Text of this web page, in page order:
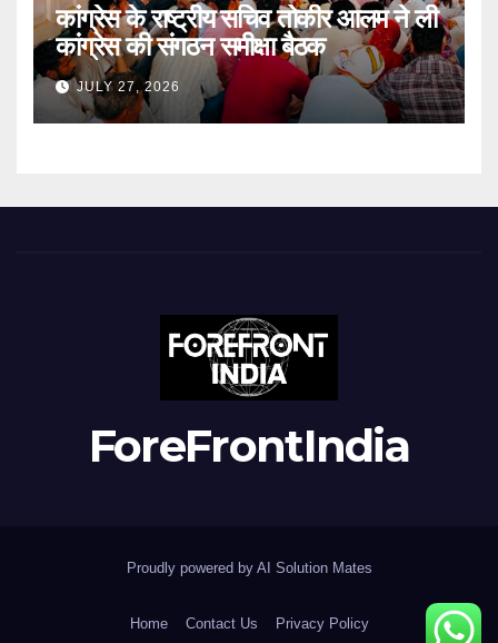
कांग्रेस के राष्ट्रीय सचिव तोकीर आलम ने ली
कांग्रेस की संगठन समीक्षा बैठक
JULY 27, 2026
ForeFrontIndia
Proudly powered by AI Solution Mates
Home Contact Us Privacy Policy